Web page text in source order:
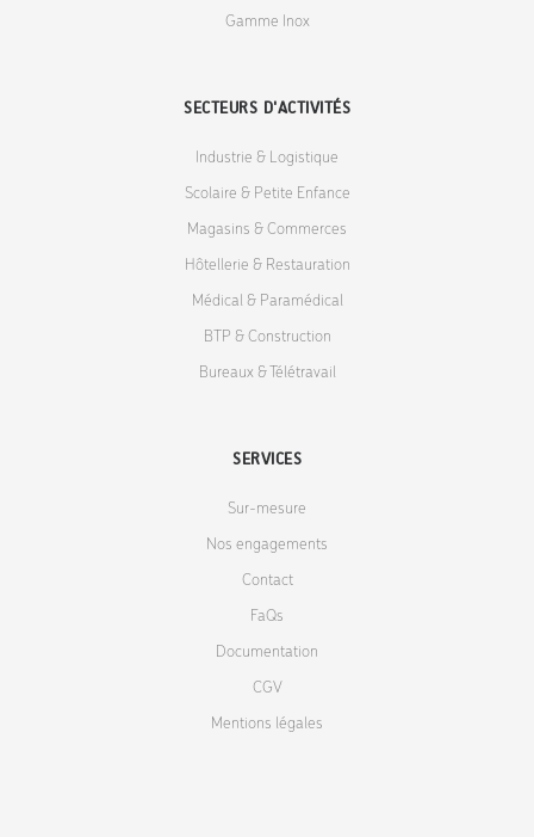
Gamme Inox
SECTEURS D'ACTIVITÉS
Industrie & Logistique
Scolaire & Petite Enfance
Magasins & Commerces
Hôtellerie & Restauration
Médical & Paramédical
BTP & Construction
Bureaux & Télétravail
SERVICES
Sur-mesure
Nos engagements
Contact
FaQs
Documentation
CGV
Mentions légales